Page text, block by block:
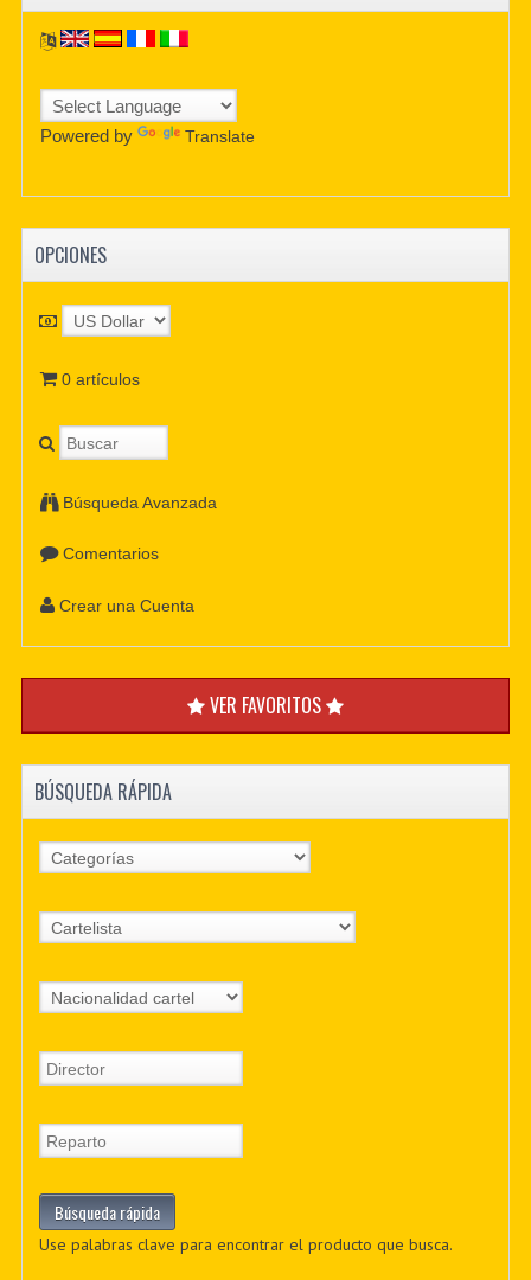
Powered by Translate
OPCIONES
0 artículos
Búsqueda Avanzada
Comentarios
Crear una Cuenta
VER FAVORITOS
BÚSQUEDA RÁPIDA
Use palabras clave para encontrar el producto que busca.